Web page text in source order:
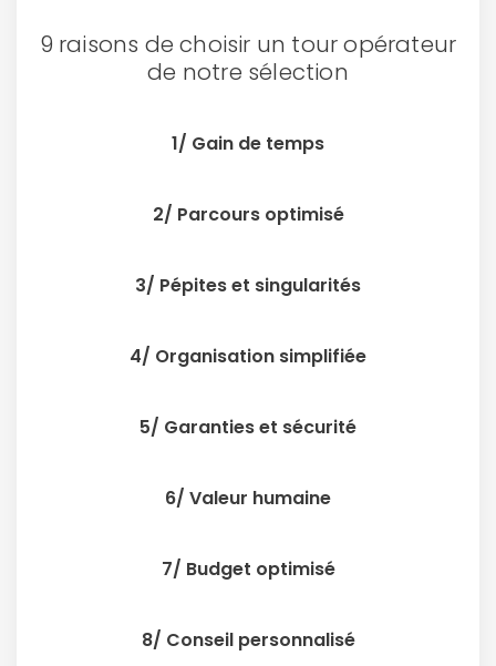
9 raisons de choisir un tour opérateur
de notre sélection
1/ Gain de temps
2/ Parcours optimisé
3/ Pépites et singularités
4/ Organisation simplifiée
5/ Garanties et sécurité
6/ Valeur humaine
7/ Budget optimisé
8/ Conseil personnalisé
Continuer avec Apple
confidentialité.